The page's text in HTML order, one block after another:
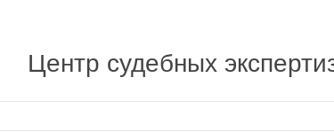
Центр судебных